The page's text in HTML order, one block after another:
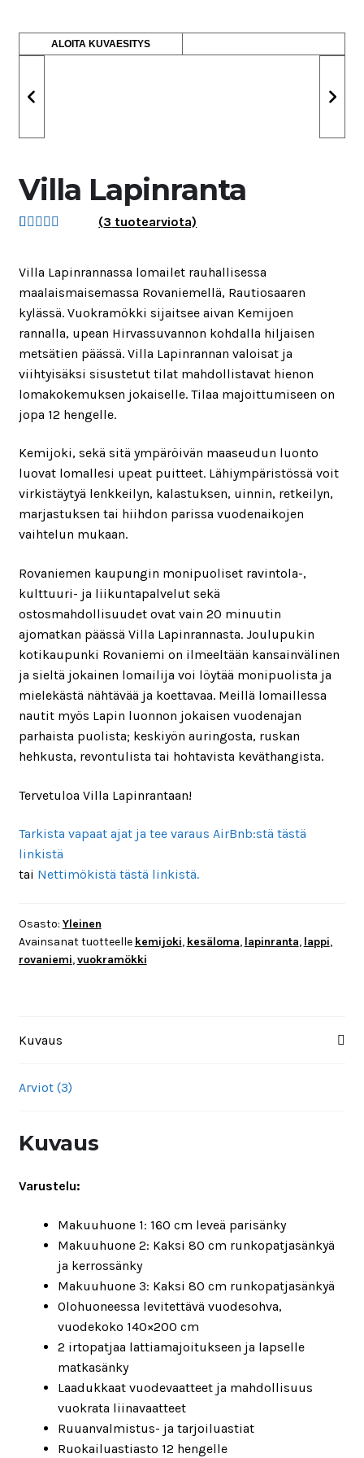
ALOITA KUVAESITYS
Villa Lapinranta
perustuen
arvotukseen.
(3 tuotearviota)
Villa Lapinrannassa lomailet rauhallisessa
maalaismaisemassa Rovaniemellä, Rautiosaaren
kylässä. Vuokramökki sijaitsee aivan Kemijoen
rannalla, upean Hirvassuvannon kohdalla hiljaisen
metsätien päässä. Villa Lapinrannan valoisat ja
viihtyisäksi sisustetut tilat mahdollistavat hienon
lomakokemuksen jokaiselle. Tilaa majoittumiseen on
jopa 12 hengelle.
Kemijoki, sekä sitä ympäröivän maaseudun luonto
luovat lomallesi upeat puitteet. Lähiympäristössä voit
virkistäytyä lenkkeilyn, kalastuksen, uinnin, retkeilyn,
marjastuksen tai hiihdon parissa vuodenaikojen
vaihtelun mukaan.
Rovaniemen kaupungin monipuoliset ravintola-,
kulttuuri- ja liikuntapalvelut sekä
ostosmahdollisuudet ovat vain 20 minuutin
ajomatkan päässä Villa Lapinrannasta. Joulupukin
kotikaupunki Rovaniemi on ilmeeltään kansainvälinen
ja sieltä jokainen lomailija voi löytää monipuolista ja
mielekästä nähtävää ja koettavaa. Meillä lomaillessa
nautit myös Lapin luonnon jokaisen vuodenajan
parhaista puolista; keskiyön auringosta, ruskan
hehkusta, revontulista tai hohtavista keväthangista.
Tervetuloa Villa Lapinrantaan!
Tarkista vapaat ajat ja tee varaus AirBnb:stä tästä
linkistä
tai Nettimökistä tästä linkistä.
Osasto: Yleinen
Avainsanat tuotteelle kemijoki, kesäloma, lapinranta, lappi,
rovaniemi,vuokramökki
Kuvaus
Arviot (3)
Kuvaus
Varustelu:
Makuuhuone 1: 160 cm leveä parisänky
Makuuhuone 2: Kaksi 80 cm runkopatjasänkyä
ja kerrossänky
Makuuhuone 3: Kaksi 80 cm runkopatjasänkyä
Olohuoneessa levitettävä vuodesohva,
vuodekoko 140×200 cm
2 irtopatjaa lattiamajoitukseen ja lapselle
matkasänky
Laadukkaat vuodevaatteet ja mahdollisuus
vuokrata liinavaatteet
Ruuanvalmistus- ja tarjoiluastiat
Ruokailuastiasto 12 hengelle